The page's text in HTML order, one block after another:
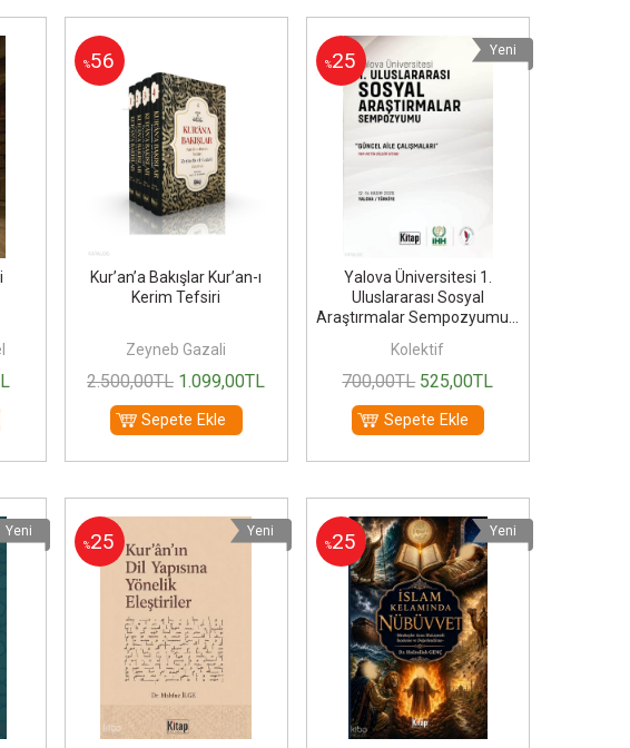
%56
Kur’an’a Bakışlar Kur’an-ı
Kerim Tefsiri
Zeyneb Gazali
2.500,00TL 1.099,00TL
Sepete Ekle
%25 Yeni
Yalova Üniversitesi 1.
Uluslararası Sosyal
Araştırmalar Sempozyumu...
Kolektif
700,00TL 525,00TL
Sepete Ekle
Yeni
%25 Yeni
%25 Yeni